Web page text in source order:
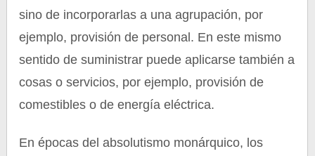
sino de incorporarlas a una agrupación, por
ejemplo, provisión de personal. En este mismo
sentido de suministrar puede aplicarse también a
cosas o servicios, por ejemplo, provisión de
comestibles o de energía eléctrica.
En épocas del absolutismo monárquico, los